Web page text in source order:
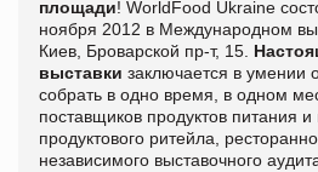
площади! WorldFood Ukraine
ноября 2012 в Международном
Киев, Броварской пр-т, 15.
выставки заключается в умении
собрать в одно время, в одном
поставщиков продуктов питания и
продуктового ритейла,
независимого выставочного